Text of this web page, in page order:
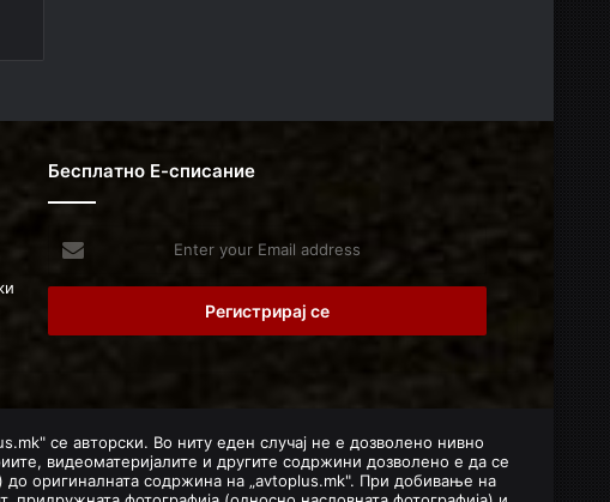
Бесплатно Е-списание
your
Email
се авторски. Во ниту еден случај не е дозволено нивно
видеоматеријалите и другите содржини дозволено е да се
оригиналната содржина на „avtoplus.mk". При добивање на